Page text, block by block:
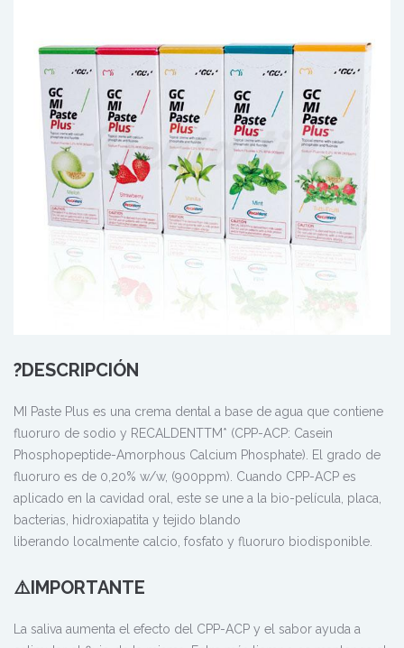
?DESCRIPCIÓN
MI Paste Plus es una crema dental a base de agua que contiene
fluoruro de sodio y RECALDENTTM* (CPP-ACP: Casein
Phosphopeptide-Amorphous Calcium Phosphate). El grado de
fluoruro es de 0,20% w/w, (900ppm). Cuando CPP-ACP es
aplicado en la cavidad oral, este se une a la bio-película, placa,
bacterias, hidroxiapatita y tejido blando
liberando localmente calcio, fosfato y fluoruro biodisponible.
⚠️IMPORTANTE
La saliva aumenta el efecto del CPP-ACP y el sabor ayuda a